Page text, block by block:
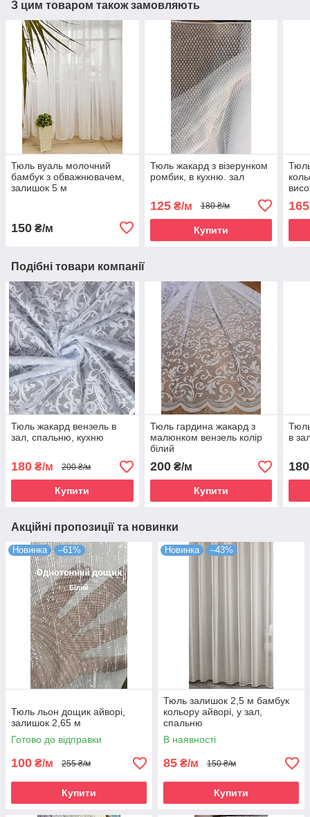
З цим товаром також замовляють
Тюль вуаль молочний
бамбук з обважнювачем,
залишок 5 м
150 ₴/м
Тюль жакард з візерунком
ромбик, в кухню. зал
125₴/м 180 ₴/м
Купити
165
Подібні товари компанії
Тюль жакард вензель в
зал, спальню, кухню
180 ₴/м 200 ₴/м
Купити
Тюль гардина жакард з
малюнком вензель колір
білий
200₴/м
Купити
в
180
Акційні пропозиції та новинки
Новинка –61%
Тюль льон дощик айворі,
залишок 2,65 м
Готово до відправки
100 ₴/м 255 ₴/м
Купити
Новинка –43%
Тюль залишок 2,5 м бамбук
кольору айворі, у зал,
спальню
В наявності
85 ₴/м 150 ₴/м
Купити